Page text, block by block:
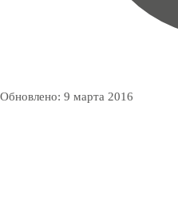
Обновлено: 9 марта 2016